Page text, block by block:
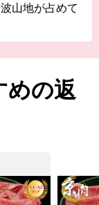
山地が占めて
四季折々に変
。
野菜、乳製品
の工芸作家が
食」や「技」
めの返